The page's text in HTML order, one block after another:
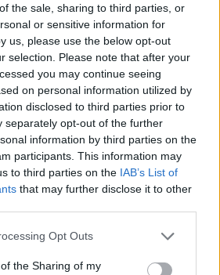
the sale, sharing to third parties, or
or sensitive information for
us, please use the below opt-out
selection. Please note that after your
you may continue seeing
on personal information utilized by
disclosed to third parties prior to
separately opt-out of the further
information by third parties on the
participants. This information may
to third parties on the IAB’s List of
that may further disclose it to other
app uses one or more Google
or usage behaviour. You may click to
Opt Outs
the Sharing of my